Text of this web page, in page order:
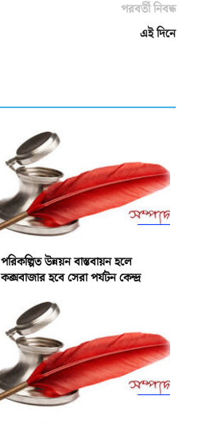
পরবর্তী নিবন্ধ
এই দিনে
পরিকল্পিত উন্নয়ন বাস্তবায়ন হলে
কক্সবাজার হবে সেরা পর্যটন কেন্দ্র